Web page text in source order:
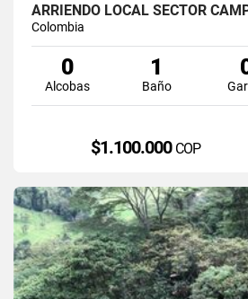
ARRIENDO LOCAL SECTOR
Colombia
0
Alcobas
1
Baño
$1.100.000 COP